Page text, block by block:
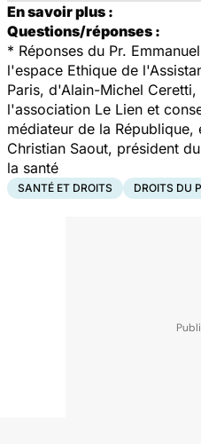
En savoir plus :
Questions/réponses :
* Réponses du Pr.
l'espace Ethique de
Paris, d'Alain-Michel
l'association Le Lien et
médiateur de la République,
Christian Saout, président
la santé
SANTÉ ET DROITS DROITS DU